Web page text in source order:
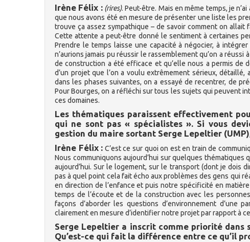
Irène Félix : (rires). Peut-être. Mais en même temps, je
que nous avons été en mesure de présenter une liste les
trouve ça assez sympathique – de savoir comment on
Cette attente a peut-être donné le sentiment à certaines
Prendre le temps laisse une capacité à négocier, à
n’aurions jamais pu réussir le rassemblement qu’on a
de construction a été efficace et qu’elle nous a permis de
d’un projet que l’on a voulu extrêmement sérieux,
dans les phases suivantes, on a essayé de recentrer, de
Pour Bourges, on a réfléchi sur tous les sujets qui peuvent
ces domaines.
Les thématiques paraissent effectivement
qui ne sont pas « spécialistes ». Si vous
gestion du maire sortant Serge Lepeltier
Irène Félix : C’est ce sur quoi on est en train de
Nous communiquons aujourd’hui sur quelques
aujourd’hui. Sur le logement, sur le transport (dont je dois
pas à quel point cela fait écho aux problèmes des gens qui
en direction de l’enfance et puis notre spécificité en
temps de l’écoute et de la construction avec les
façons d’aborder les questions d’environnement d’une
clairement en mesure d’identifier notre projet par rapport à
Serge Lepeltier a inscrit comme priorité dans
Qu’est-ce qui fait la différence entre ce qu’il